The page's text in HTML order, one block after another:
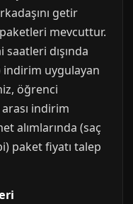
getir
mevcuttur.
dışında
uygulayan
öğrenci
indirim
alımlarında (saç
paket fiyatı talep